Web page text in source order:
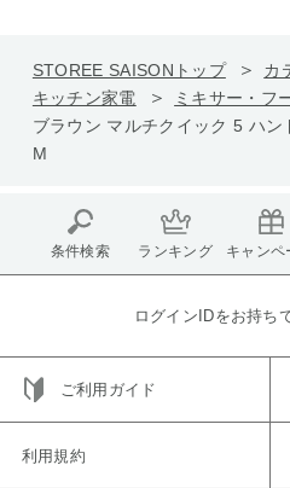
STOREE SAISONトップ カ
キッチン家電
ミキサー・フ
ブラウン マルチクイック 5 ハ
M
条件検索 ランキング キャンペ
ログインIDをお持ち
ご利用ガイド
利用規約